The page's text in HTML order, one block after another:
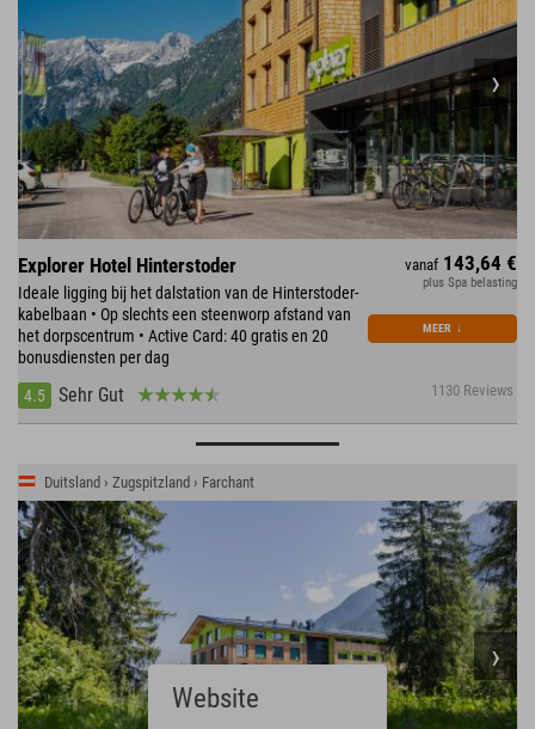
Explorer Hotel Hinterstoder
Ideale ligging bij het dalstation van de Hinterstoder-
kabelbaan • Op slechts een steenworp afstand van
het dorpscentrum • Active Card: 40 gratis en 20
bonusdiensten per dag
4.5
Sehr Gut 1130 Reviews
vanaf 143,64 €
plus Spa belasting
MEER ↓
Duitsland › Zugspitzland › Farchant
Website